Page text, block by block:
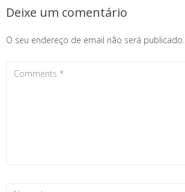
Deixe um comentário
O seu endereço de email não será publicado.